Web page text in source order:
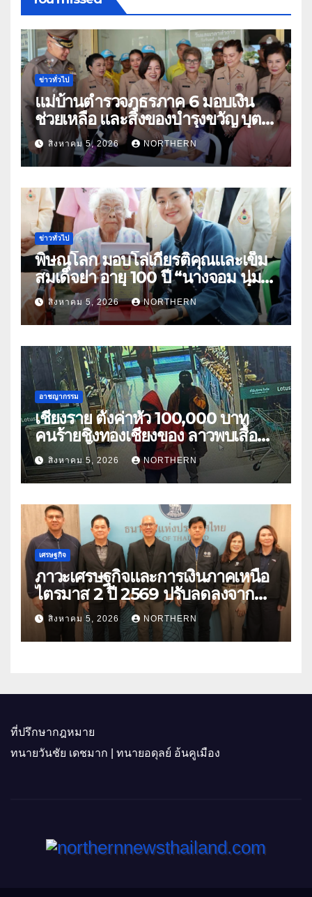
ข่าวทั่วไป
แม่บ้านตำรวจภูธรภาค 6 มอบเงิน
ช่วยเหลือ และสิ่งของบำรุงขวัญ บุตร-
ธิดา ข้าราชการตำรวจจังหวัด
อุทัยธานี
สิงหาคม 5, 2026 NORTHERN
ข่าวทั่วไป
พิษณุโลก มอบโล่เกียรติคุณและเข็ม
สมเด็จย่า อายุ 100 ปี “นางจอม นุ่ม
เนตร” ตำบลบ้านกร่าง อำเภอเมือง
สิงหาคม 5, 2026 NORTHERN
อาชญากรรม
เชียงราย ตั้งค่าหัว 100,000 บาท
คนร้ายชิงทองเชียงของ ลาวพบเสื้อผ้า
คนร้ายตั้งจุดตรวจตามเส้นทาง
สิงหาคม 5, 2026 NORTHERN
เศรษฐกิจ
ภาวะเศรษฐกิจและการเงินภาคเหนือ
ไตรมาส 2 ปี 2569 ปรับลดลงจาก
ราคาพลังงาน ค่าครองชีพ
สิงหาคม 5, 2026 NORTHERN
ที่ปรึกษากฎหมาย
ทนายวันชัย เดชมาก | ทนายอดุลย์ อ้นคูเมือง